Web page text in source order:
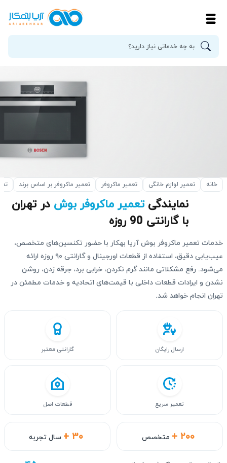
خانه تعمیر لوازم خانگی تعمیر ماکروفر تعمیر ماکروفر بر اساس برند
نمایندگیتعمیر ماکروفر بوش در تهران
با گارانتی 90 روزه
خدمات تعمیر ماکروفر بوش آریا بهکار با حضور تکنسین‌های متخصص،
عیب‌یابی دقیق، استفاده از قطعات اورجینال و گارانتی ۹۰ روزه ارائه
می‌شود. رفع مشکلاتی مانند گرم نکردن، خرابی برد، جرقه زدن، روشن
نشدن و ایرادات قطعات داخلی با قیمت‌های اتحادیه و خدمات مطمئن در
تهران انجام خواهد شد.
+ ۲۰۰ متخصص + ۳۰ سال تجربه
ارسال رایگان گارانتی معتبر
تعمیر سریع قطعات اصل